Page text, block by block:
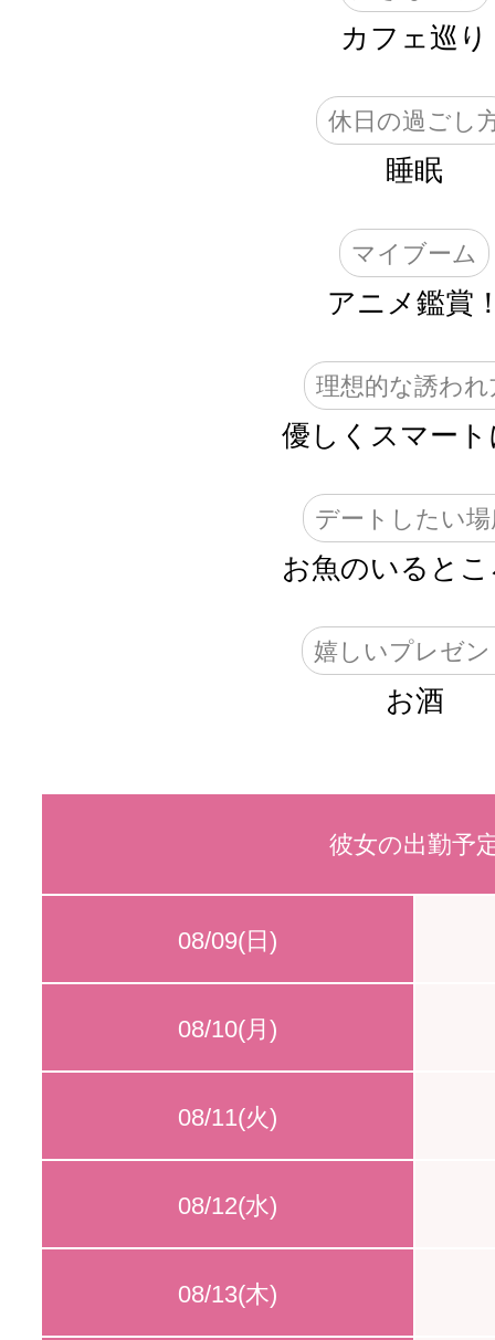
カフェ巡り
休日の過ごし
睡眠
マイブーム
アニメ鑑賞
理想的な誘われ
優しくスマート
デートしたい場
お魚のいると
嬉しいプレゼ
お酒
彼女の出勤予
08/09(日)
08/10(月)
08/11(火)
08/12(水)
08/13(木)